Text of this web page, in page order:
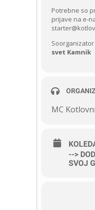
Potrebne so
prijave na e-
svet Kamnik
MC
-->
SVOJ